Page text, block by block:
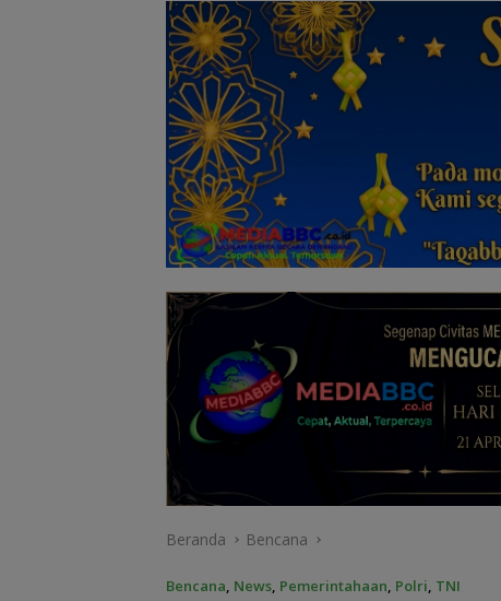
Beranda Bencana
Bencana News Pemerintahaan Polri TNI